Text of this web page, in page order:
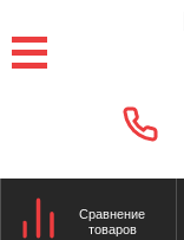
Сравнение
товаров